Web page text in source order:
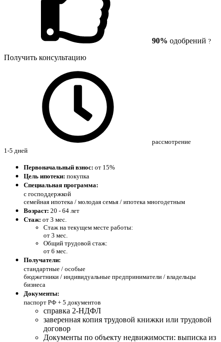
90% одобрений ?
Получить консультацию
рассмотрение
1-5 дней
Первоначальный взнос: от 15%
Цель ипотеки: покупка
Специальная программа:
с господдержкой
семейная ипотека / молодая семья / ипотека многодетным
Возраст: 20 - 64 лет
Стаж: от 3 мес.
Стаж на текущем месте работы:
от 3 мес.
Общий трудовой стаж:
от 6 мес.
Получатели:
стандартные / особые
бюджетники / индивидуальные предприниматели / владельцы
бизнеса
Документы:
паспорт РФ + 5 документов
справка 2-НДФЛ
заверенная копия трудовой книжки или трудовой
договор
Документы по объекту недвижимости: выписка из